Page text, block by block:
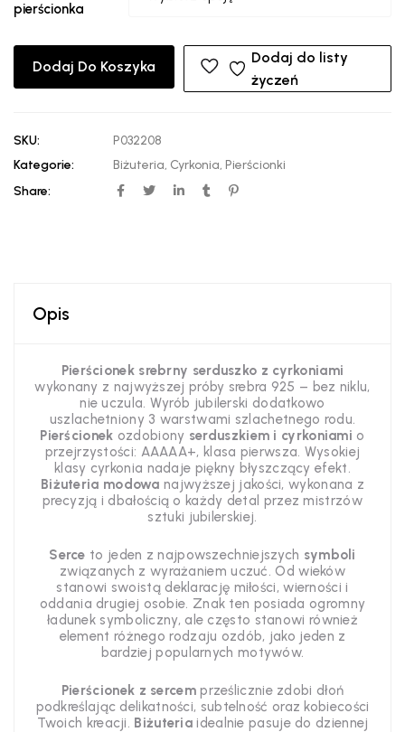
pierścionka
Dodaj Do Koszyka
Dodaj do listy
życzeń
SKU:
P032208
Kategorie:
Biżuteria, Cyrkonia, Pierścionki
Share:
Opis
Pierścionek srebrny serduszko z cyrkoniami
wykonany z najwyższej próby srebra 925 – bez niklu,
nie uczula. Wyrób jubilerski dodatkowo
uszlachetniony 3 warstwami szlachetnego rodu.
Pierścionek ozdobiony serduszkiem i cyrkoniami o
przejrzystości: AAAAA+, klasa pierwsza. Wysokiej
klasy cyrkonia nadaje piękny błyszczący efekt.
Biżuteria modowanajwyższej jakości, wykonana z
precyzją i dbałością o każdy detal przez mistrzów
sztuki jubilerskiej.
Serce to jeden z najpowszechniejszych symboli
związanych z wyrażaniem uczuć. Od wieków
stanowi swoistą deklarację miłości, wierności i
oddania drugiej osobie. Znak ten posiada ogromny
ładunek symboliczny, ale często stanowi również
element różnego rodzaju ozdób, jako jeden z
bardziej popularnych motywów.
Pierścionek z sercemprześlicznie zdobi dłoń
podkreślając delikatności, subtelność oraz kobiecości
Twoich kreacji. Biżuteria idealnie pasuje do dziennej